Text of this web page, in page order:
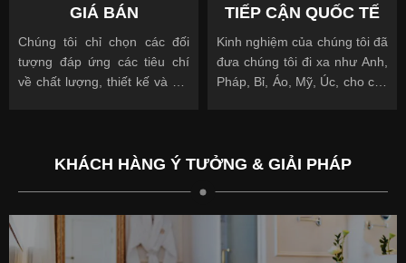
GIÁ BÁN
Chúng tôi chỉ chọn các đối
tượng đáp ứng các tiêu chí
về chất lượng, thiết kế và giá
TIẾP CẬN QUỐC TẾ
Kinh nghiệm của chúng tôi đã
đưa chúng tôi đi xa như Anh,
Pháp, Bỉ, Áo, Mỹ, Úc, cho các
KHÁCH HÀNG Ý TƯỞNG & GIẢI PHÁP